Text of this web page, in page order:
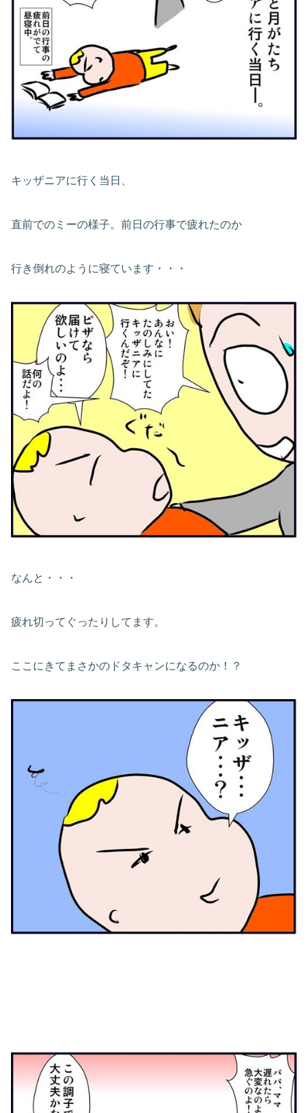
キッザニアに行く当日、
直前でのミーの様子。前日の行事で疲れたのか
行き倒れのように寝ています・・・
なんと・・・
疲れ切ってぐったりしてます。
ここにきてまさかのドタキャンになるのか！？